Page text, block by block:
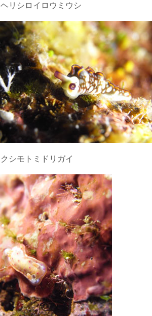
ヘリシロイロウミウシ
クシモトミドリガイ